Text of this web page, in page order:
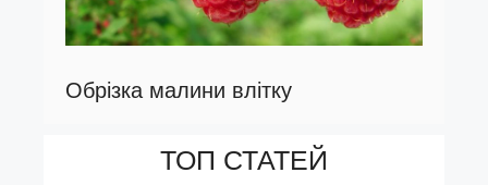
Обрізка малини влітку
ТОП СТАТЕЙ